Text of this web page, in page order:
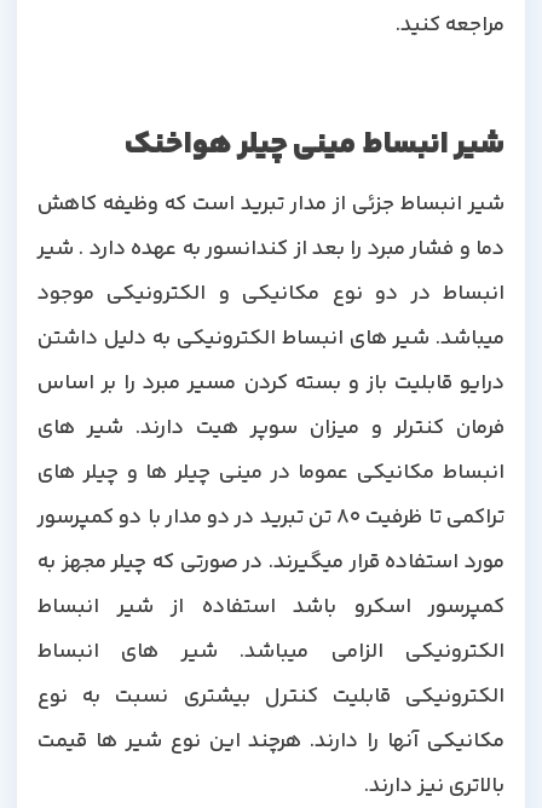
مراجعه کنید.
شیر انبساط مینی چیلر هواخنک
شیر انبساط جزئی از مدار تبرید است که وظیفه کاهش
دما و فشار مبرد را بعد از کندانسور به عهده دارد . شیر
انبساط در دو نوع مکانیکی و الکترونیکی موجود
میباشد. شیر های انبساط الکترونیکی به دلیل داشتن
درایو قابلیت باز و بسته کردن مسیر مبرد را بر اساس
فرمان کنترلر و میزان سوپر هیت دارند. شیر های
انبساط مکانیکی عموما در مینی چیلر ها و چیلر های
تراکمی تا ظرفیت 80 تن تبرید در دو مدار با دو کمپرسور
مورد استفاده قرار میگیرند. در صورتی که چیلر مجهز به
کمپرسور اسکرو باشد استفاده از شیر انبساط
الکترونیکی الزامی میباشد. شیر های انبساط
الکترونیکی قابلیت کنترل بیشتری نسبت به نوع
مکانیکی آنها را دارند. هرچند این نوع شیر ها قیمت
بالاتری نیز دارند.